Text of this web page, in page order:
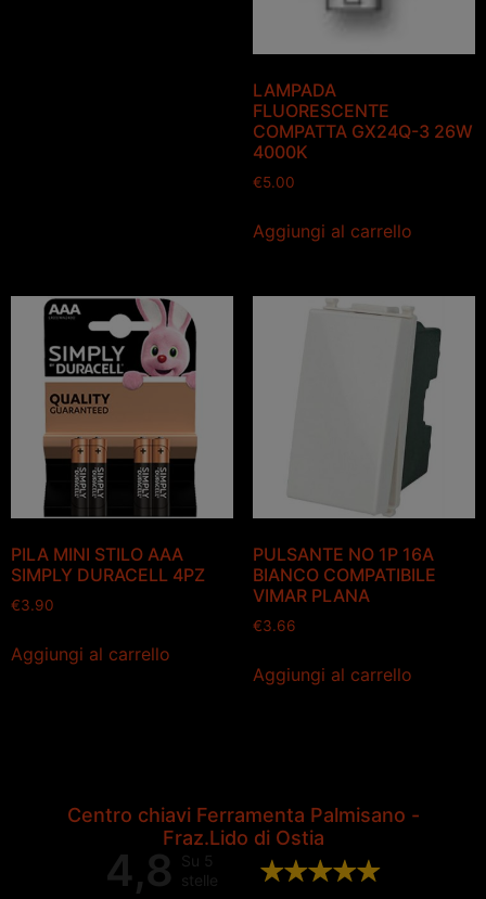
LAMPADA
FLUORESCENTE
COMPATTA GX24Q-3 26W
4000K
€5.00
Aggiungi al carrello
PILA MINI STILO AAA
SIMPLY DURACELL 4PZ
€3.90
Aggiungi al carrello
PULSANTE NO 1P 16A
BIANCO COMPATIBILE
VIMAR PLANA
€3.66
Aggiungi al carrello
Centro chiavi Ferramenta Palmisano -
Fraz.Lido di Ostia
4,8
Su 5
stelle